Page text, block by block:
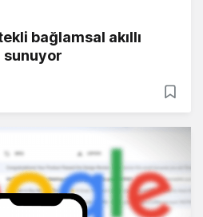
bağlamsal akıllı
sunuyor